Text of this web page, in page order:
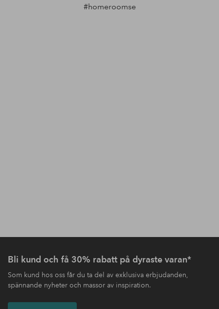
#homeroomse
Bli kund och få 30% rabatt på dyraste varan*
Som kund hos oss får du ta del av exklusiva erbjudanden,
spännande nyheter och massor av inspiration.